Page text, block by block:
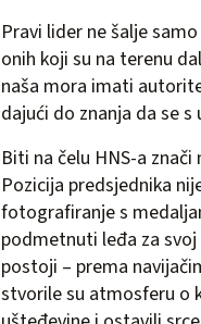
Pravi lider ne šalje
onih koji su na terenu
naša mora imati
dajući do znanja da se
Biti na čelu HNS-a
Pozicija predsjednika
fotografiranje s
podmetnuti leđa za
postoji – prema
stvorile su atmosferu o